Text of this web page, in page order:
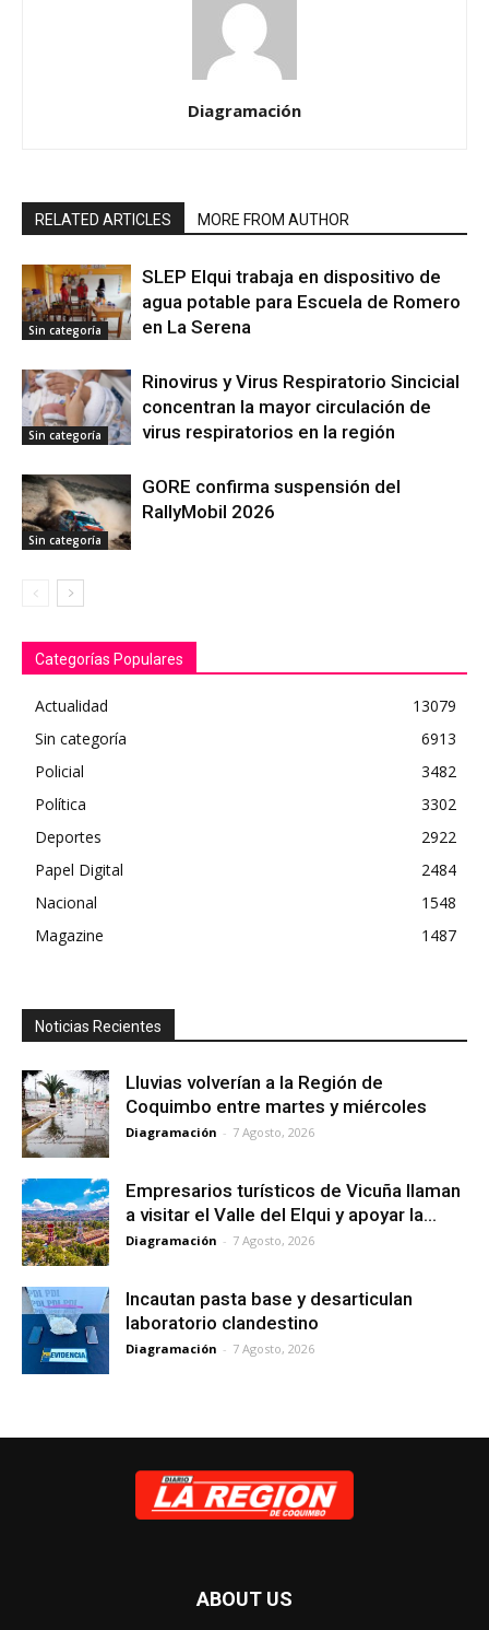
Diagramación
RELATED ARTICLES MORE FROM AUTHOR
Sin categoría
SLEP Elqui trabaja en dispositivo de
agua potable para Escuela de Romero
en La Serena
Sin categoría
Rinovirus y Virus Respiratorio Sincicial
concentran la mayor circulación de
virus respiratorios en la región
Sin categoría
GORE confirma suspensión del
RallyMobil 2026
Categorías Populares
Actualidad
13079
Sin categoría
6913
Policial
3482
Política
3302
Deportes
2922
Papel Digital
2484
Nacional
1548
Magazine
1487
Noticias Recientes
Lluvias volverían a la Región de
Coquimbo entre martes y miércoles
Diagramación - 7 Agosto, 2026
Empresarios turísticos de Vicuña llaman
a visitar el Valle del Elqui y apoyar la...
Diagramación - 7 Agosto, 2026
Incautan pasta base y desarticulan
laboratorio clandestino
Diagramación - 7 Agosto, 2026
ABOUT US